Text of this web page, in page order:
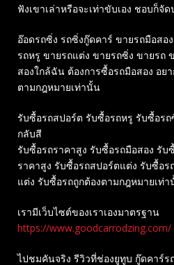
ฟังเขาเล่าหรือจะเท่าขับเอง ชอบก็จั
อ๊อดรถซิ่ง รถซิ่งกู๊ดคาร์ ขายรถมือส
รถหรู ขายรถแต่ง ขายรถซิ่ง ขายรถ
สองใกล้ฉัน ต้องการซื้อรถมือสอง อย
ตามกฎหมายเท่านั้น
รับซื้อรถสปอร์ต รับซื้อรถหรู รับซื้อร
กลับสี
รับซื้อรถราคาสูง รับซื้อรถมือสอง รั
ราคาสูง รับซื้อรถสปอร์ตแต่ง รับซื้อร
แต่ง รับซื้อรถถูกต้องตามกฎหมายเท่
เรามีเว็บไซต์ของเราเองมาตรฐาน
https://www.goodcarrodzing.com/
ไปชมคันจริง รีวิวที่ช่องยู​ทูบ​ กู๊ดคาร์ร